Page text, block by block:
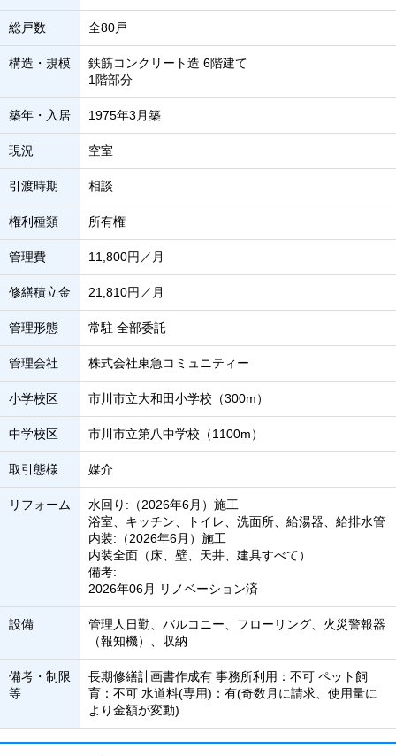
総戸数 全80戸
構造・規模
鉄筋コンクリート造 6階建て
1階部分
築年・入居 1975年3月築
現況 空室
引渡時期 相談
権利種類 所有権
管理費 11,800円／月
修繕積立金 21,810円／月
管理形態 常駐 全部委託
管理会社 株式会社東急コミュニティー
小学校区 市川市立大和田小学校（300m）
中学校区 市川市立第八中学校（1100m）
取引態様 媒介
リフォーム
水回り:（2026年6月）施工
浴室、キッチン、トイレ、洗面所、給湯器、給排水管
内装:（2026年6月）施工
内装全面（床、壁、天井、建具すべて）
備考:
2026年06月 リノベーション済
設備
管理人日勤、バルコニー、フローリング、火災警報器
（報知機）、収納
備考・制限
等
長期修繕計画書作成有 事務所利用：不可 ペット飼
育：不可 水道料(専用)：有(奇数月に請求、使用量に
より金額が変動)